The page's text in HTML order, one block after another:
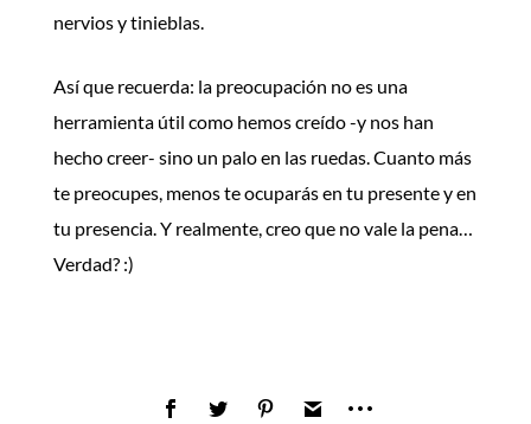
nervios y tinieblas.
Así que recuerda: la preocupación no es una
herramienta útil como hemos creído -y nos han
hecho creer- sino un palo en las ruedas. Cuanto más
te preocupes, menos te ocuparás en tu presente y en
tu presencia. Y realmente, creo que no vale la pena…
Verdad? :)